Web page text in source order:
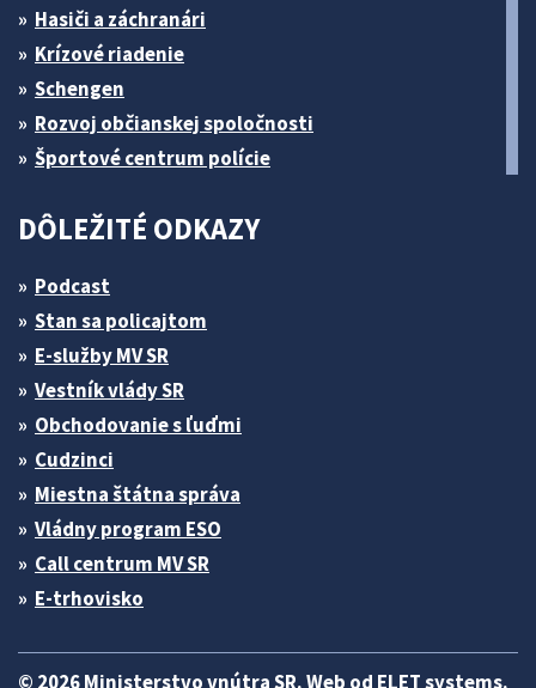
Hasiči a záchranári
Krízové riadenie
Schengen
Rozvoj občianskej spoločnosti
Športové centrum polície
DÔLEŽITÉ ODKAZY
Podcast
Stan sa policajtom
E-služby MV SR
Vestník vlády SR
Obchodovanie s ľuďmi
Cudzinci
Miestna štátna správa
Vládny program ESO
Call centrum MV SR
E-trhovisko
© 2026 Ministerstvo vnútra SR. Web od ELET systems.